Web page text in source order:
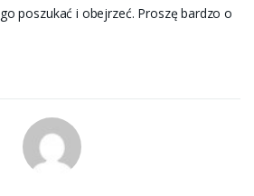
poszukać i obejrzeć. Proszę bardzo o